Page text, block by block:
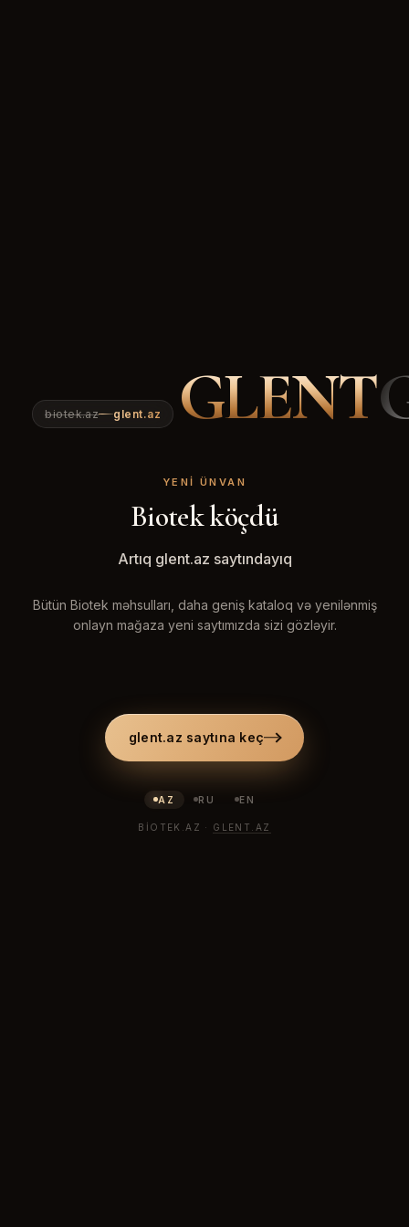
biotek.az glent.az GLENT
YENI ÜNVAN
Biotek köçdü
Artıq glent.az saytındayıq
Bütün Biotek məhsulları, daha geniş kataloq və yenilənmiş
onlayn mağaza yeni saytımızda sizi gözləyir.
glent.az saytına keç
AZ RU EN
BIOTEK.AZ · GLENT.AZ